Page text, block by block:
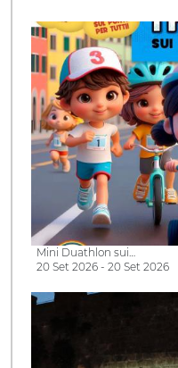
Mini Duathlon sui…
20 Set 2026 - 20 Set 2026